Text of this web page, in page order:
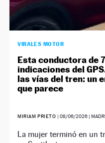
VIRALES MOTOR
Esta conductora de
indicaciones del
las vías del tren: un
que parece
MIRIAM PRIETO | 08/06/2026|
La mujer terminó en un